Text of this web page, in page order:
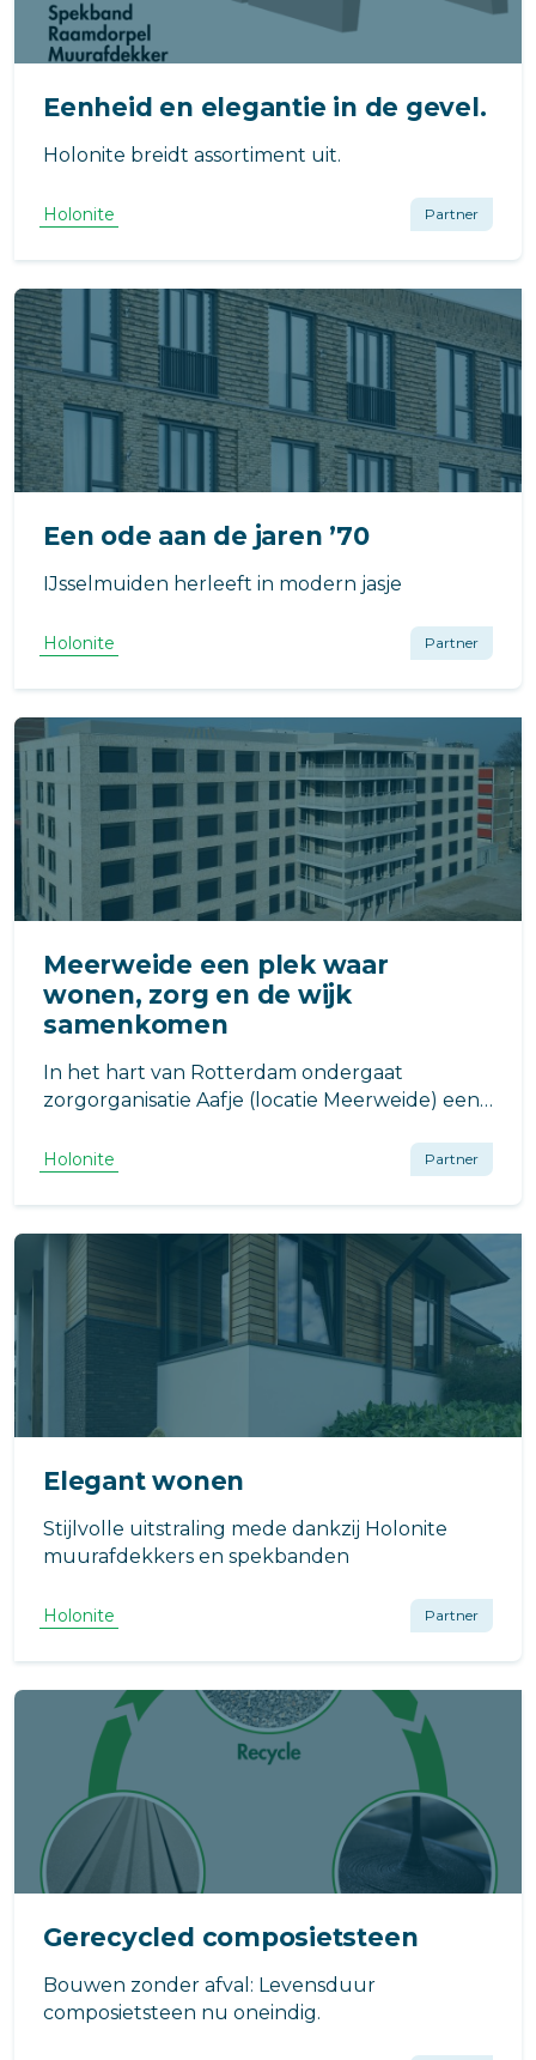
Eenheid en elegantie in de gevel.
Holonite breidt assortiment uit.
Holonite Partner
Een ode aan de jaren ’70
IJsselmuiden herleeft in modern jasje
Holonite Partner
Meerweide een plek waar
wonen, zorg en de wijk
samenkomen
In het hart van Rotterdam ondergaat
zorgorganisatie Aafje (locatie Meerweide) een
verouderd complex uit 1968 verandert de
locatie in een hypermoderne, duurzame
‘ouderenhub’ waar wonen, zorg en de wijk
samenkomen.
Holonite Partner
Elegant wonen
Stijlvolle uitstraling mede dankzij Holonite
muurafdekkers en spekbanden
Holonite Partner
Gerecycled composietsteen
Bouwen zonder afval: Levensduur
composietsteen nu oneindig.